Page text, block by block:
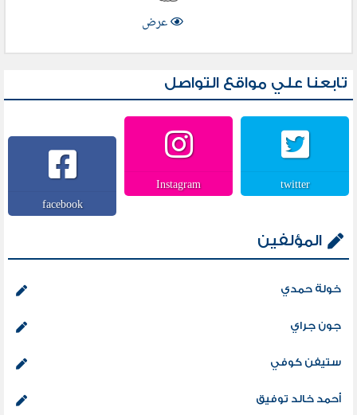
عرض
تابعنا علي مواقع التواصل
twitter
Instagram
facebook
المؤلفين
خولة حمدي
جون جراي
ستيفن كوفي
أحمد خالد توفيق